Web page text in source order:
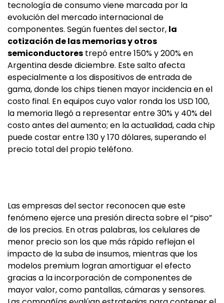
tecnología de consumo viene marcada por la
evolución del mercado internacional de
componentes. Según fuentes del sector, la
cotización de las memorias y otros
semiconductores trepó entre 150% y 200% en
Argentina desde diciembre. Este salto afecta
especialmente a los dispositivos de entrada de
gama, donde los chips tienen mayor incidencia en el
costo final. En equipos cuyo valor ronda los USD 100,
la memoria llegó a representar entre 30% y 40% del
costo antes del aumento; en la actualidad, cada chip
puede costar entre 130 y 170 dólares, superando el
precio total del propio teléfono.
Las empresas del sector reconocen que este
fenómeno ejerce una presión directa sobre el “piso”
de los precios. En otras palabras, los celulares de
menor precio son los que más rápido reflejan el
impacto de la suba de insumos, mientras que los
modelos premium logran amortiguar el efecto
gracias a la incorporación de componentes de
mayor valor, como pantallas, cámaras y sensores.